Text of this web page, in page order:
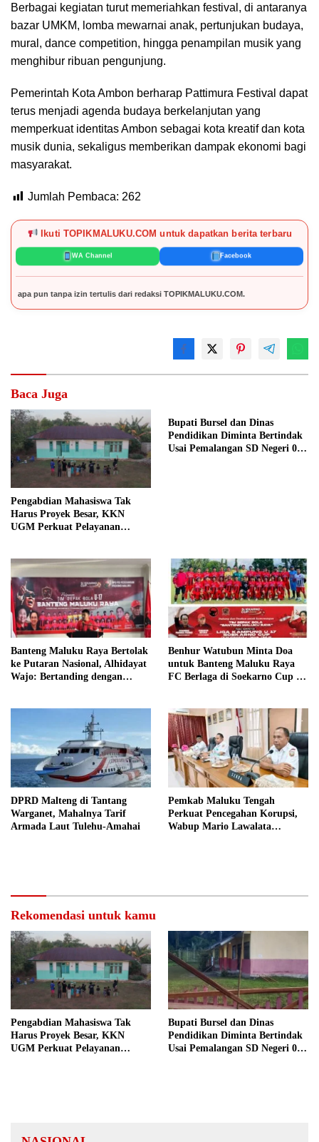
Berbagai kegiatan turut memeriahkan festival, di antaranya
bazar UMKM, lomba mewarnai anak, pertunjukan budaya,
mural, dance competition, hingga penampilan musik yang
menghibur ribuan pengunjung.
Pemerintah Kota Ambon berharap Pattimura Festival dapat
terus menjadi agenda budaya berkelanjutan yang
memperkuat identitas Ambon sebagai kota kreatif dan kota
musik dunia, sekaligus memberikan dampak ekonomi bagi
masyarakat.
Jumlah Pembaca: 262
Ikuti TOPIKMALUKU.COM untuk dapatkan berita terbaru
WA Channel Facebook
izin tertulis dari redaksi TOPIKMALUKU.COM.
Baca Juga
Pengabdian Mahasiswa Tak
Harus Proyek Besar, KKN
UGM Perkuat Pelayanan
Bupati Bursel dan Dinas
Pendidikan Diminta Bertindak
Usai Pemalangan SD Negeri 09
Banteng Maluku Raya Bertolak
ke Putaran Nasional, Alhidayat
Wajo: Bertanding dengan
Benhur Watubun Minta Doa
untuk Banteng Maluku Raya
FC Berlaga di Soekarno Cup U-
DPRD Malteng di Tantang
Warganet, Mahalnya Tarif
Armada Laut Tulehu-Amahai
Pemkab Maluku Tengah
Perkuat Pencegahan Korupsi,
Wabup Mario Lawalata
Rekomendasi untuk kamu
Pengabdian Mahasiswa Tak
Harus Proyek Besar, KKN
UGM Perkuat Pelayanan
Bupati Bursel dan Dinas
Pendidikan Diminta Bertindak
Usai Pemalangan SD Negeri 09